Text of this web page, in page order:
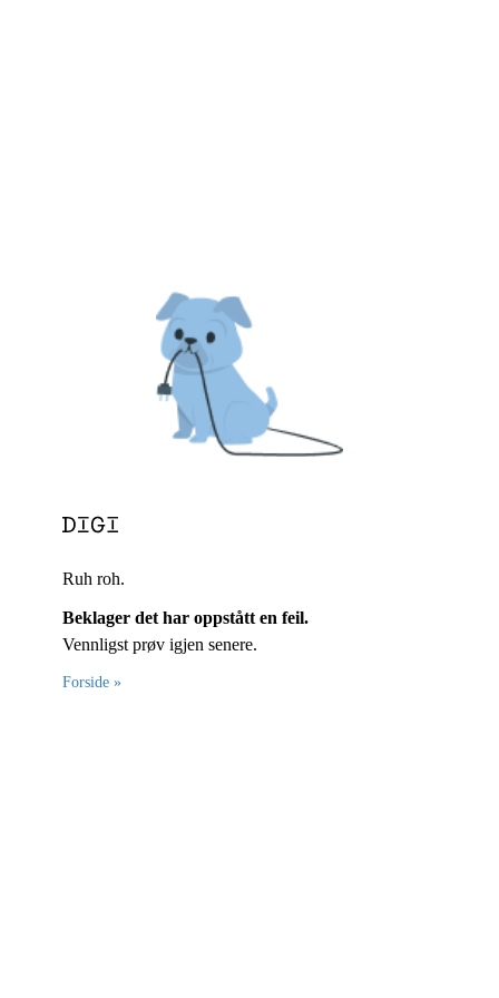
Ruh roh.
Beklager det har oppstått en feil.
Vennligst prøv igjen senere.
Forside »